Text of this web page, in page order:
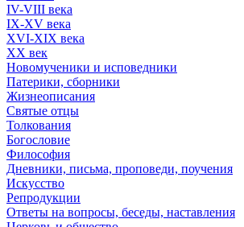
IV-VIII века
IX-XV века
XVI-XIX века
XX век
Новомученики и исповедники
Патерики, сборники
Жизнеописания
Святые отцы
Толкования
Богословие
Философия
Дневники, письма, проповеди, поучения
Искусство
Репродукции
Ответы на вопросы, беседы, наставления